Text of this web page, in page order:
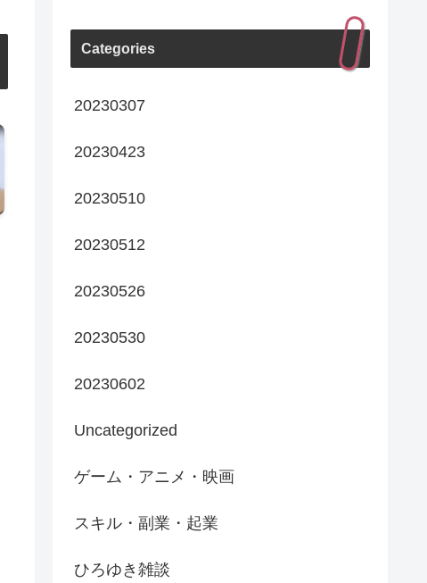
Categories
20230307
20230423
20230510
20230512
20230526
20230530
20230602
Uncategorized
ゲーム・アニメ・映画
スキル・副業・起業
ひろゆき雑談